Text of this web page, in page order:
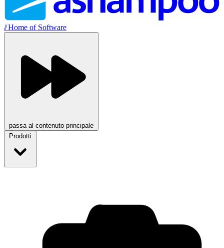
//Home of Software
passa al contenuto principale
Prodotti